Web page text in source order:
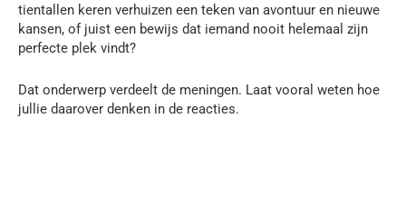
tientallen keren verhuizen een teken van avontuur en nieuwe
kansen, of juist een bewijs dat iemand nooit helemaal zijn
perfecte plek vindt?
Dat onderwerp verdeelt de meningen. Laat vooral weten hoe
jullie daarover denken in de reacties.